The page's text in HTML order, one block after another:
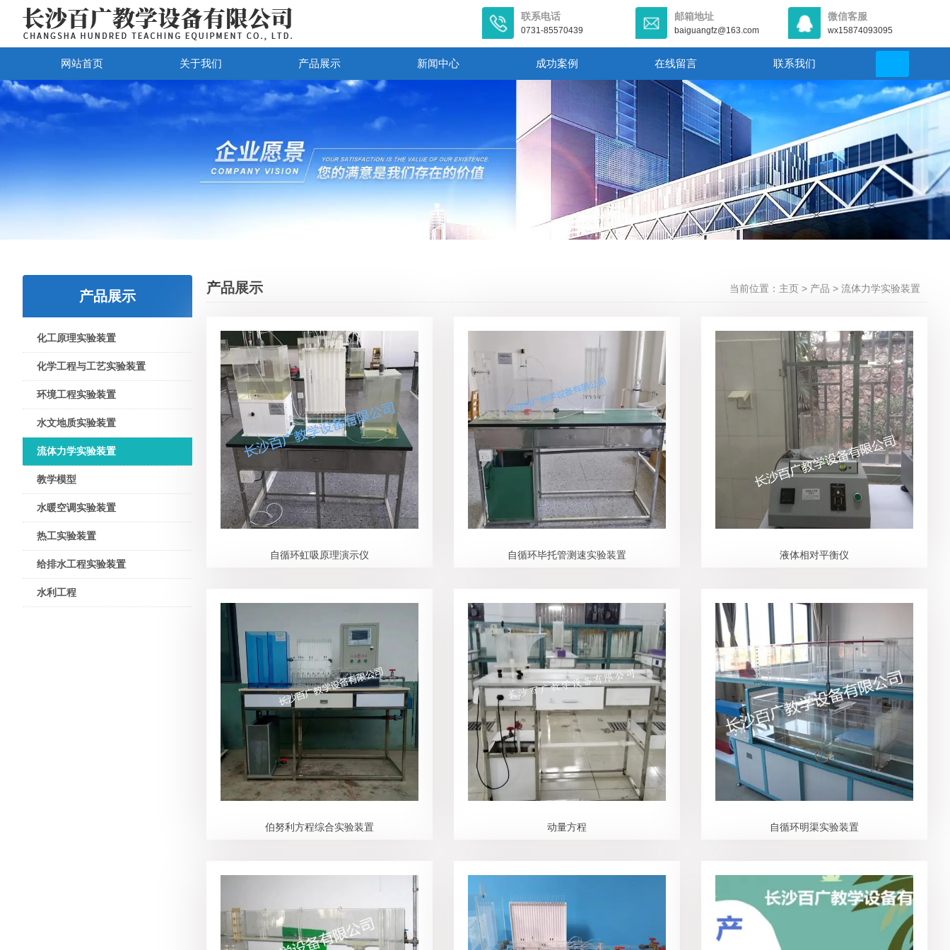
联系电话
0731-85570439
邮箱地址
baiguangfz@163.com
微信客服
wx15874093095
网站首页 关于我们 产品展示 新闻中心 成功案例 在线留言 联系我们
产品展示
化工原理实验装置
化学工程与工艺实验装置
环境工程实验装置
水文地质实验装置
流体力学实验装置
教学模型
水暖空调实验装置
热工实验装置
给排水工程实验装置
水利工程
产品展示 当前位置：主页 > 产品 > 流体力学实验装置
自循环虹吸原理演示仪 自循环毕托管测速实验装置 液体相对平衡仪
伯努利方程综合实验装置 动量方程 自循环明渠实验装置